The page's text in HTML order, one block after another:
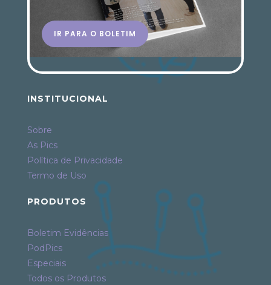
IR PARA O BOLETIM
INSTITUCIONAL
Sobre
As Pics
Política de Privacidade
Termo de Uso
PRODUTOS
Boletim Evidências
PodPics
Especiais
Todos os Produtos